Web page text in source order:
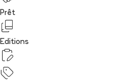
Prêt
Editions